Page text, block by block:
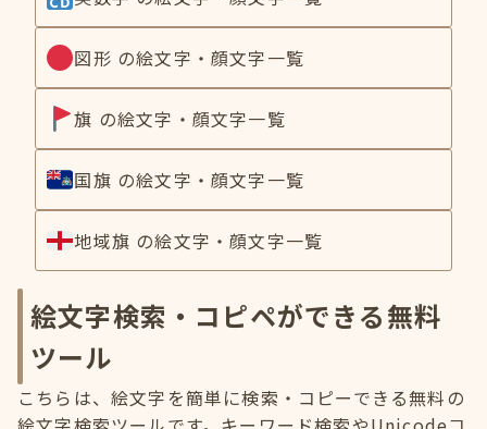
図形 の絵文字・顔文字一覧
旗 の絵文字・顔文字一覧
国旗 の絵文字・顔文字一覧
地域旗 の絵文字・顔文字一覧
絵文字検索・コピペができる無料
ツール
こちらは、絵文字を簡単に検索・コピーできる無料の